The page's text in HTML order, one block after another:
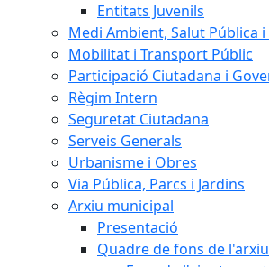
Entitats Juvenils
Medi Ambient, Salut Pública
Mobilitat i Transport Públic
Participació Ciutadana i
Règim Intern
Seguretat Ciutadana
Serveis Generals
Urbanisme i Obres
Via Pública, Parcs i Jardins
Arxiu municipal
Presentació
Quadre de fons de l'arxiu